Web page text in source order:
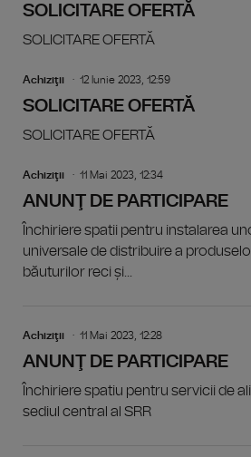
SOLICITARE OFERTĂ
SOLICITARE OFERTĂ
Achiziţii 12 Iunie 2023, 12:59
SOLICITARE OFERTĂ
SOLICITARE OFERTĂ
Achiziţii 11 Mai 2023, 12:34
ANUNŢ DE PARTICIPARE
Închiriere spatii pentru instalarea
universale de distribuire a
băuturilor reci și...
Achiziţii 11 Mai 2023, 12:28
ANUNŢ DE PARTICIPARE
Închiriere spatiu pentru servicii de
sediul central al SRR